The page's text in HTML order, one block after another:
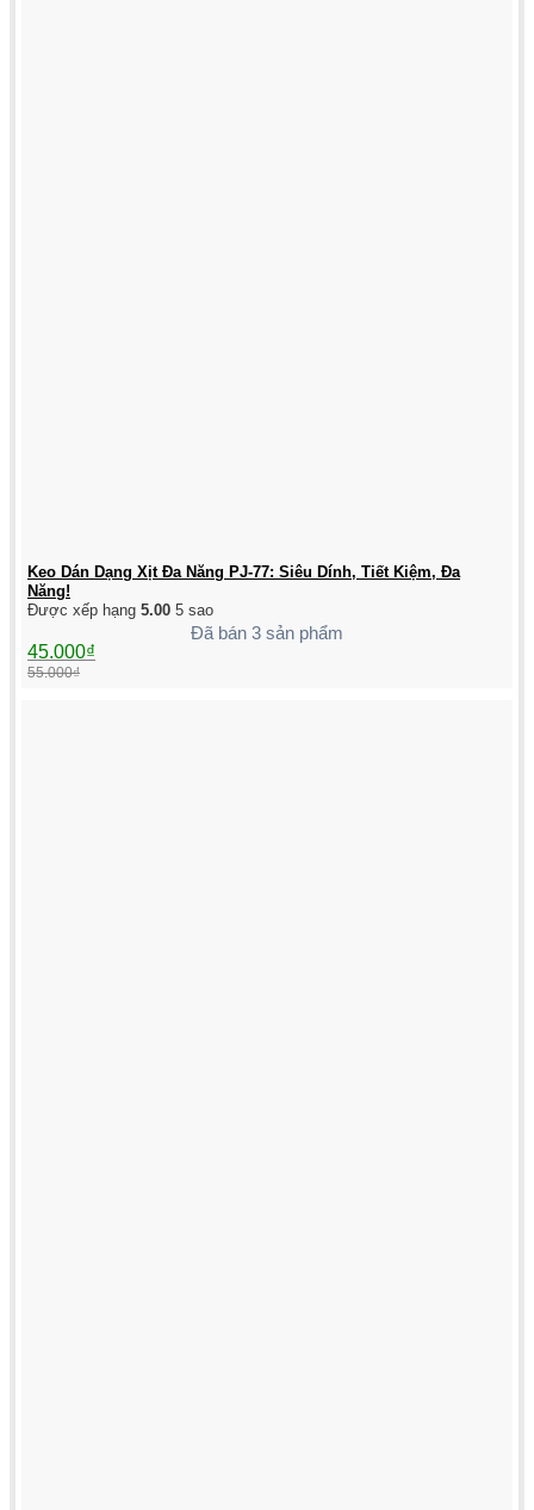
Keo Dán Dạng Xịt Đa Năng PJ-77: Siêu Dính, Tiết Kiệm, Đa
Năng!
Được xếp hạng 5.00 5 sao
Đã bán 3 sản phẩm
55.000₫
Giá
gốc
là:
45.000₫
Giá
hiện
tại